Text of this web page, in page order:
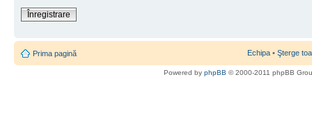
Înregistrare
Prima pagină Echipa • Şterge
Powered by phpBB © 2000-2011 phpBB